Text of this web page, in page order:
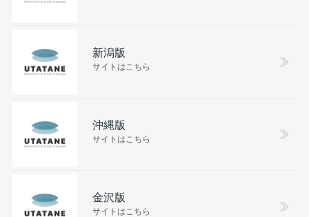
新潟版
サイトはこちら
沖縄版
サイトはこちら
金沢版
サイトはこちら